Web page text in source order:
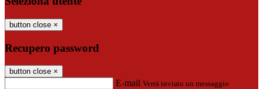
button close ×
Recupero password
button close ×
E-mail Verrà inviato un messaggio